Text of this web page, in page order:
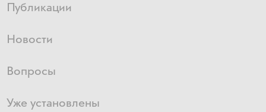
Публикации
Новости
Вопросы
Уже установлены